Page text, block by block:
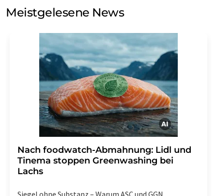
Meinungsforschung per E-Mail kontaktieren. Ihre
Einwilligung können Sie jederzeit ohne Angabe von
Str. 2, 12489 Berlin oder per E-Mail unter
widerruf@lumitos.commit Wirkung für die Zukunft
widerrufen. Zudem ist in jeder E-Mail ein Link zur
Abbestellung des entsprechenden Newsletters
enthalten.
Meistgelesene News
Nach foodwatch-Abmahnung: Lidl und
Tinema stoppen Greenwashing bei
Lachs